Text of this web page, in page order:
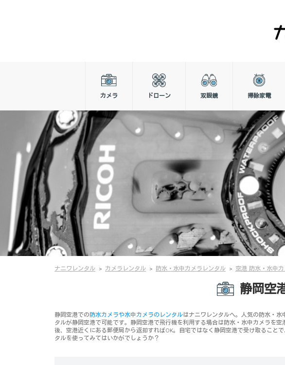
カメラ ドローン 双眼鏡 掃除家電
ナニワレンタル カメラレンタル 防水・水中カメラレンタル 空港 防水・水中
静岡空
静岡空港での防水カメラや水中カメラのレンタルはナニワレンタルへ。人気の防水・
タルが静岡空港で可能です。静岡空港で飛行機を利用する場合は防水・水中カメラを
後、空港近くにある郵便局から返却すればOK。自宅ではなく静岡空港で受け取ること
タルを使ってみてはいかがでしょうか？